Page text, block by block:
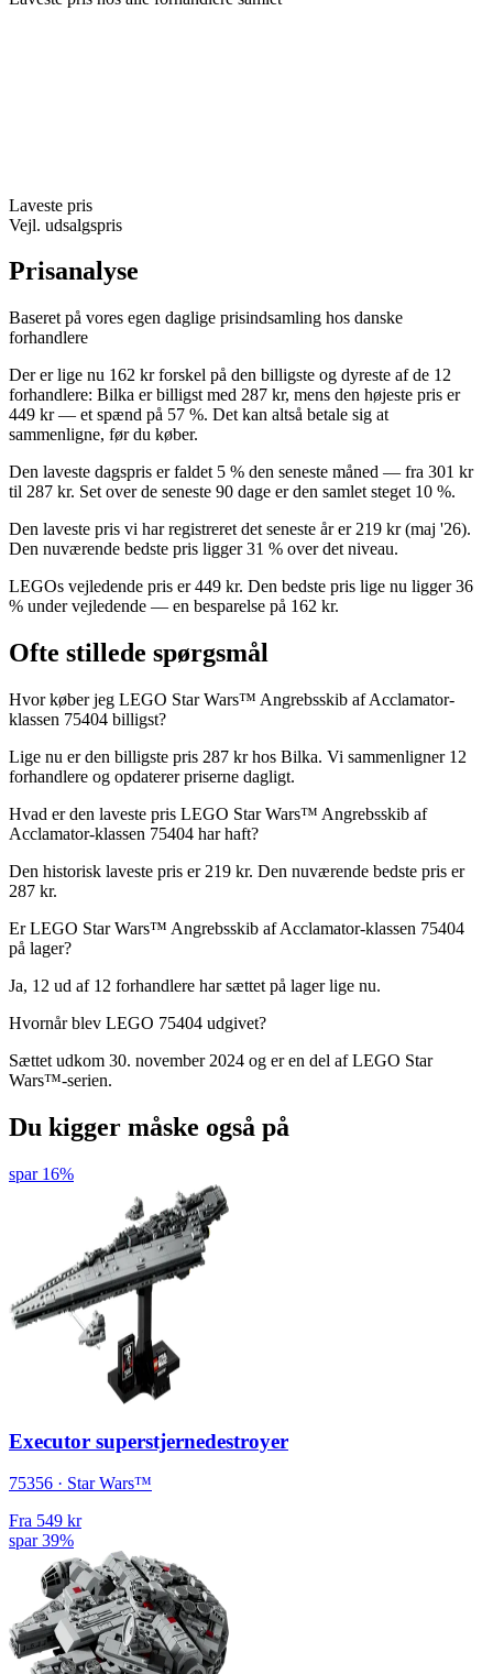
Laveste pris
Vejl. udsalgspris
Prisanalyse
Baseret på vores egen daglige prisindsamling hos danske
forhandlere
Der er lige nu 162 kr forskel på den billigste og dyreste af de 12
forhandlere: Bilka er billigst med 287 kr, mens den højeste pris er
449 kr — et spænd på 57 %. Det kan altså betale sig at
sammenligne, før du køber.
Den laveste dagspris er faldet 5 % den seneste måned — fra 301 kr
til 287 kr. Set over de seneste 90 dage er den samlet steget 10 %.
Den laveste pris vi har registreret det seneste år er 219 kr (maj '26).
Den nuværende bedste pris ligger 31 % over det niveau.
LEGOs vejledende pris er 449 kr. Den bedste pris lige nu ligger 36
% under vejledende — en besparelse på 162 kr.
Ofte stillede spørgsmål
Hvor køber jeg LEGO Star Wars™ Angrebsskib af Acclamator-
klassen 75404 billigst?
Lige nu er den billigste pris 287 kr hos Bilka. Vi sammenligner 12
forhandlere og opdaterer priserne dagligt.
Hvad er den laveste pris LEGO Star Wars™ Angrebsskib af
Acclamator-klassen 75404 har haft?
Den historisk laveste pris er 219 kr. Den nuværende bedste pris er
287 kr.
Er LEGO Star Wars™ Angrebsskib af Acclamator-klassen 75404
på lager?
Ja, 12 ud af 12 forhandlere har sættet på lager lige nu.
Hvornår blev LEGO 75404 udgivet?
Sættet udkom 30. november 2024 og er en del af LEGO Star
Wars™-serien.
Du kigger måske også på
spar 16%
Executor superstjernedestroyer
75356 · Star Wars™
Fra 549 kr
spar 39%